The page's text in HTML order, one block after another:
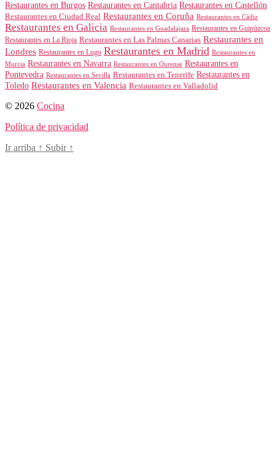
Restaurantes en Burgos Restaurantes en Cantabria Restaurantes en Castellón
Restaurantes en Ciudad Real Restaurantes en Coruña Restaurantes en Cádiz
Restaurantes en Galicia Restaurantes en Guadalajara Restaurantes en Guipúzcoa
Restaurantes en La Rioja Restaurantes en Las Palmas Canarias Restaurantes en
Londres Restaurantes en Lugo Restaurantes en Madrid Restaurantes en
Murcia Restaurantes en Navarra Restaurantes en Ourense Restaurantes en
Pontevedra Restaurantes en Sevilla Restaurantes en Tenerife Restaurantes en
Toledo Restaurantes en Valencia Restaurantes en Valladolid
© 2026 Cocina
Política de privacidad
Ir arriba ↑ Subir ↑